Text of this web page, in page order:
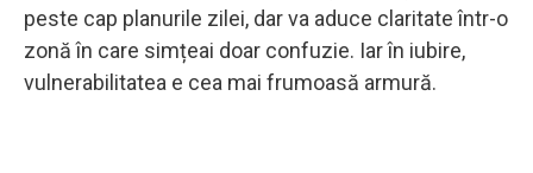
peste cap planurile zilei, dar va aduce claritate într-o
zonă în care simțeai doar confuzie. Iar în iubire,
vulnerabilitatea e cea mai frumoasă armură.